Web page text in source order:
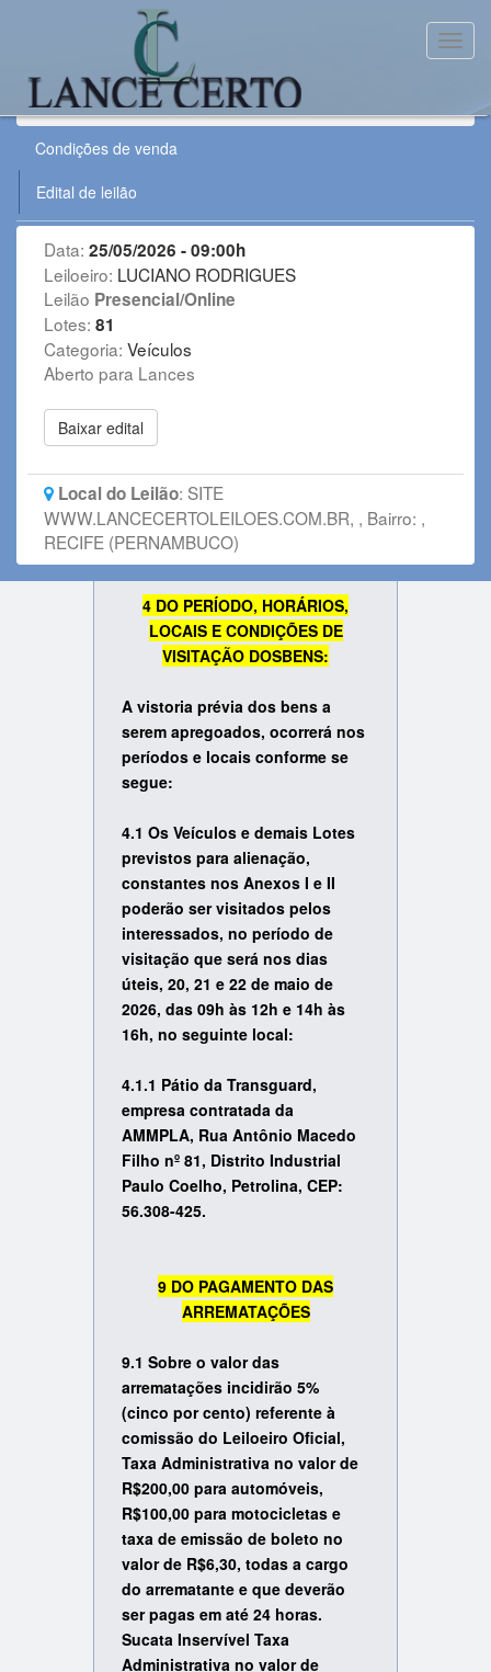
Leilão:250526AMMPLAVE
Condições de venda
Edital de leilão
Data: 25/05/2026 - 09:00h
Leiloeiro: LUCIANO RODRIGUES
Leilão Presencial/Online
Lotes: 81
Categoria: Veículos
Aberto para Lances
Baixar edital
Local do Leilão: SITE
WWW.LANCECERTOLEILOES.COM.BR, , Bairro: ,
RECIFE (PERNAMBUCO)
4 DO PERÍODO, HORÁRIOS,
LOCAIS E CONDIÇÕES DE
VISITAÇÃO DOSBENS:
A vistoria prévia dos bens a
serem apregoados, ocorrerá nos
períodos e locais conforme se
segue:
4.1 Os Veículos e demais Lotes
previstos para alienação,
constantes nos Anexos I e II
poderão ser visitados pelos
interessados, no período de
visitação que será nos dias
úteis, 20, 21 e 22 de maio de
2026, das 09h às 12h e 14h às
16h, no seguinte local:
4.1.1 Pátio da Transguard,
empresa contratada da
AMMPLA, Rua Antônio Macedo
Filho nº 81, Distrito Industrial
Paulo Coelho, Petrolina, CEP:
56.308-425.
9 DO PAGAMENTO DAS
ARREMATAÇÕES
9.1 Sobre o valor das
arrematações incidirão 5%
(cinco por cento) referente à
comissão do Leiloeiro Oficial,
Taxa Administrativa no valor de
R$200,00 para automóveis,
R$100,00 para motocicletas e
taxa de emissão de boleto no
valor de R$6,30, todas a cargo
do arrematante e que deverão
ser pagas em até 24 horas.
Sucata Inservível Taxa
Administrativa no valor de